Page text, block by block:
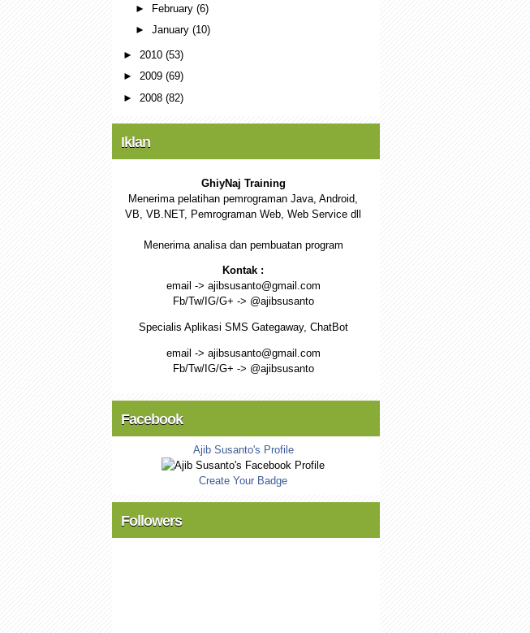
► February(6)
►January(10)
► 2010 (53)
► 2009 (69)
► 2008 (82)
Iklan
GhiyNaj Training
Menerima pelatihan pemrograman Java, Android,
VB, VB.NET, Pemrograman Web, Web Service dll
Menerima analisa dan pembuatan program
Kontak :
email -> ajibsusanto@gmail.com
Fb/Tw/IG/G+ -> @ajibsusanto
Specialis Aplikasi SMS Gategaway, ChatBot
email -> ajibsusanto@gmail.com
Fb/Tw/IG/G+ -> @ajibsusanto
Facebook
Ajib Susanto's Profile
Create Your Badge
Followers